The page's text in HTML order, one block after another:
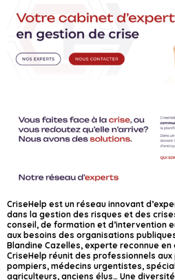
CriseHelp est un réseau innovant
dans la gestion des risques et des
conseil, de formation et d’intervention
aux besoins des organisations
Blandine Cazelles, experte reconnue
CriseHelp réunit des professionnels
pompiers, médecins urgentistes,
agriculteurs, anciens élus… Une